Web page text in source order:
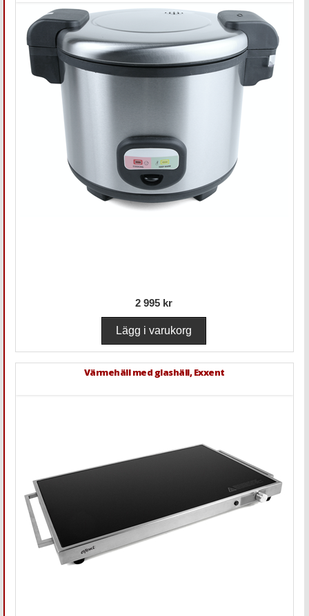
2 995 kr
Värmehäll med glashäll, Exxent